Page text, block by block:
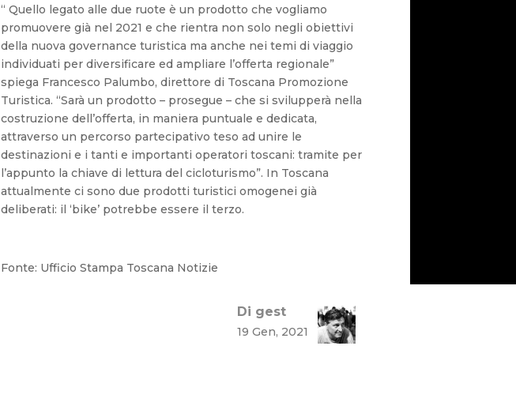
“ Quello legato alle due ruote è un prodotto che vogliamo
promuovere già nel 2021 e che rientra non solo negli obiettivi
della nuova governance turistica ma anche nei temi di viaggio
individuati per diversificare ed ampliare l’offerta regionale”
spiega Francesco Palumbo, direttore di Toscana Promozione
Turistica. “Sarà un prodotto – prosegue – che si svilupperà nella
costruzione dell’offerta, in maniera puntuale e dedicata,
attraverso un percorso partecipativo teso ad unire le
destinazioni e i tanti e importanti operatori toscani: tramite per
l’appunto la chiave di lettura del cicloturismo”. In Toscana
attualmente ci sono due prodotti turistici omogenei già
deliberati: il ‘bike’ potrebbe essere il terzo.
Fonte: Ufficio Stampa Toscana Notizie
Di gest
19 Gen, 2021